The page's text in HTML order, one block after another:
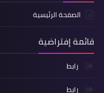
الصفحة الرئيسية
قائمة إفتراضية
رابط
رابط